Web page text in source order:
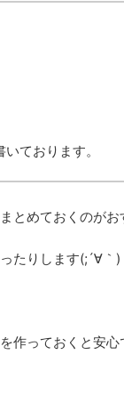
ております。
とめておくのがお
たりします(;´∀｀)
作っておくと安心